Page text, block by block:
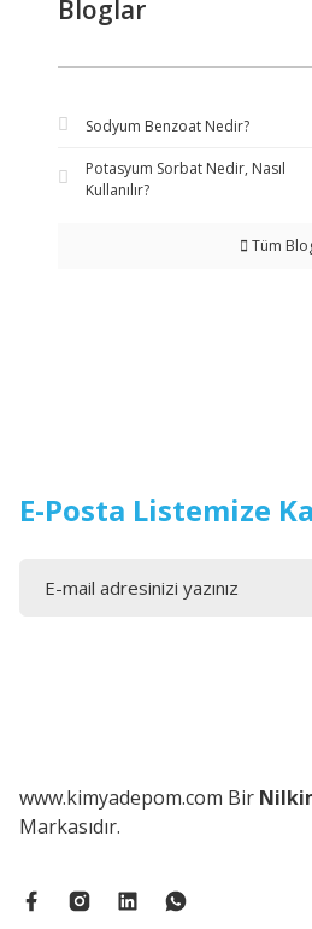
Bloglar
Sodyum Benzoat Nedir?
Potasyum Sorbat Nedir, Nasıl
Kullanılır?
Tüm
E-Posta Listemize
www.kimyadepom.com Bir
Markasıdır.